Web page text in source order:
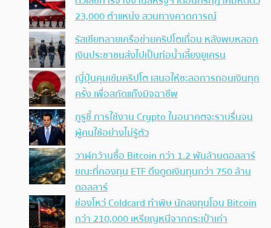
23,000 ตำแหน่ง สวนทางคาดการณ์
รัสเซียทลายเครือข่ายคริปโตเถื่อน หลังพบหลอก
เงินประชาชนส่งไปเป็นท่อน้ำเลี้ยงยูเครน
ญี่ปุ่นคุมเข้มคริปโต เสนอให้ชะลอการถอนเงินทุก
ครั้ง เพื่อสกัดแก๊งมิจฉาชีพ
กูรูชี้ การใช้งาน Crypto ในอนาคตจะราบรื่นจน
ผู้คนใช้อย่างไม่รู้ตัว
วาฬกว้านซื้อ Bitcoin กว่า 1.2 พันล้านดอลลาร์
ขณะที่กองทุน ETF ดึงดูดเงินทุนกว่า 750 ล้าน
ดอลลาร์
ช่องโหว่ Coldcard ทำพิษ นักลงทุนโอน Bitcoin
กว่า 210,000 เหรียญหนีจากกระเป๋าเก่า